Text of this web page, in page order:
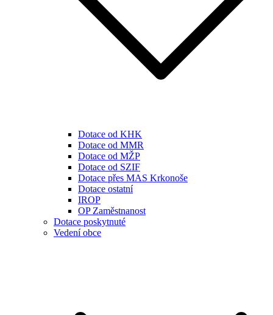
Dotace od KHK
Dotace od MMR
Dotace od MŽP
Dotace od SZIF
Dotace přes MAS Krkonoše
Dotace ostatní
IROP
OP Zaměstnanost
Dotace poskytnuté
Vedení obce